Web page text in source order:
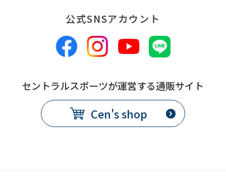
公式SNSアカウント
セントラルスポーツが運営する通販サイト
Cen's shop